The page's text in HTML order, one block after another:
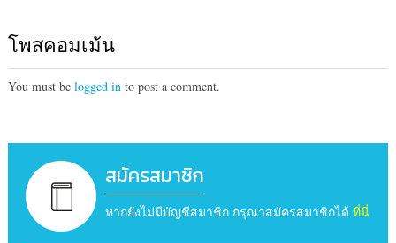
โพสคอมเม้น
You must be logged into post a comment.
สมัครสมาชิก
หากยังไม่มีบัญชีสมาชิก กรุณาสมัครสมาชิกได้ ที่นี่